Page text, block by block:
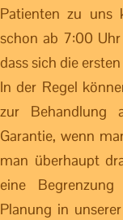
Patienten zu uns
schon ab 7:00
dass sich die
In der Regel
zur Behandlung
Garantie, wenn
man überhaupt
eine
Planung in